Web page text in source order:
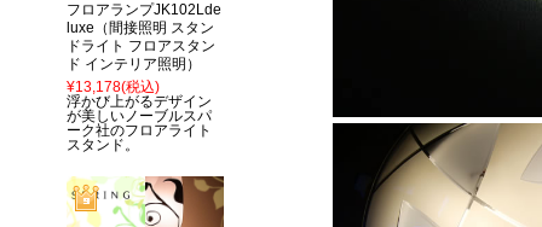
フロアランプJK102Lde
luxe（間接照明 スタン
ドライト フロアスタン
ド インテリア照明）
¥13,178(税込)
浮かび上がるデザイン
が美しいノーブルスパ
ーク社のフロアライト
スタンド。